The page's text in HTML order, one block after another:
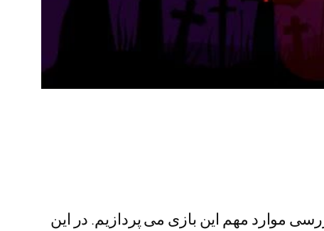
موارد مهم این بازی می پردازیم. در این